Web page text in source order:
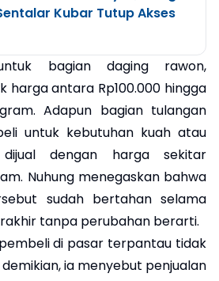
Kubar Tutup Akses
bagian daging rawon,
harga antara Rp100.000 hingga
Adapun bagian tulangan
untuk kebutuhan kuah atau
dengan harga sekitar
Nuhung menegaskan bahwa
sudah bertahan selama
tanpa perubahan berarti.
di pasar terpantau tidak
ia menyebut penjualan